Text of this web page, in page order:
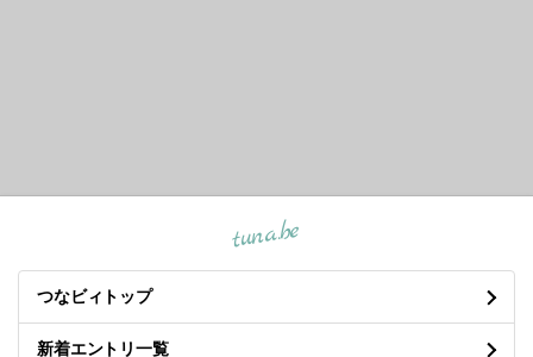
tuna.be
つなビィトップ
新着エントリ一覧